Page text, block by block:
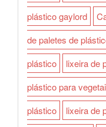
plástico gaylord
de paletes de
plástico
lixeira de
plástico para
plástico
lixeira de